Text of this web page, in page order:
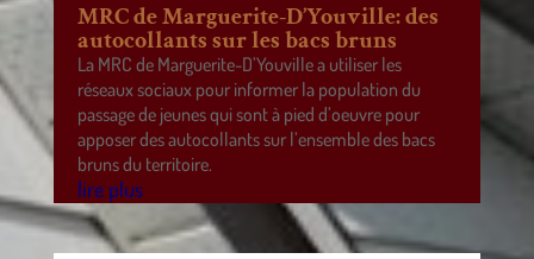
MRC de Marguerite-D’Youville: des
autocollants sur les bacs bruns
La MRC de Marguerite-D’Youville a utiliser les
réseaux sociaux pour informer la population du
passage de jeunes qui sont à pied d’oeuvre pour
apposer des autocollants sur l’ensemble des bacs
bruns du territoire.
lire plus